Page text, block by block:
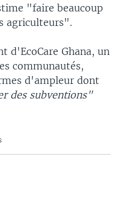
"faire beaucoup
agriculteurs".
d'EcoCare Ghana, un
communautés,
d'ampleur dont
des subventions"